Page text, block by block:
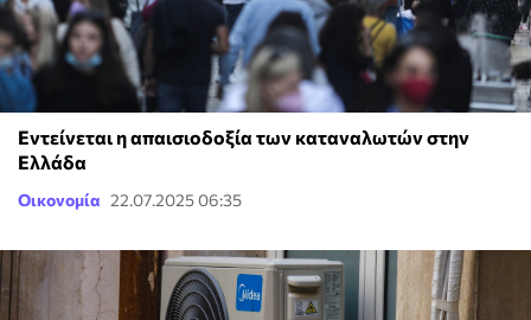
Εντείνεται η απαισιοδοξία των καταναλωτών στην
Ελλάδα
Οικονομία 22.07.2025 06:35